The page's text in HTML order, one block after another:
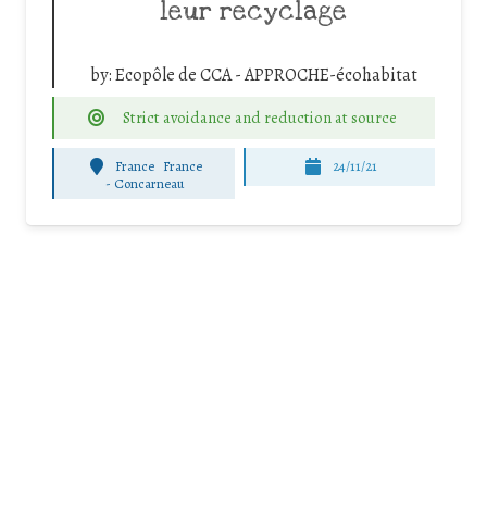
leur recyclage
by:Ecopôle de CCA - APPROCHE-écohabitat
Strict avoidance and reduction at source
France France
- Concarneau
24/11/21